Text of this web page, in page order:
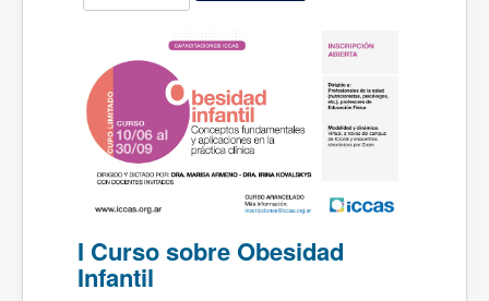
I Curso sobre Obesidad
Infantil